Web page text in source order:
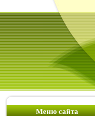
Меню сайта